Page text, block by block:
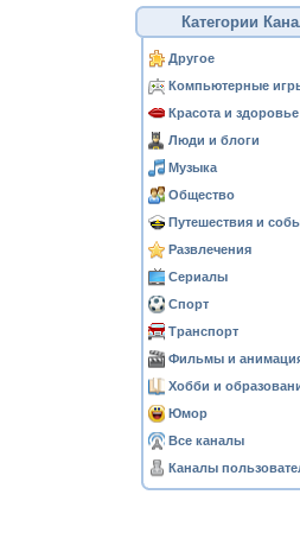
Категории
Другое
Компьютерные
Красота и здоровье
Люди и блоги
Музыка
Общество
Путешествия и
Развлечения
Сериалы
Спорт
Транспорт
Фильмы и
Хобби и
Юмор
Все каналы
Каналы